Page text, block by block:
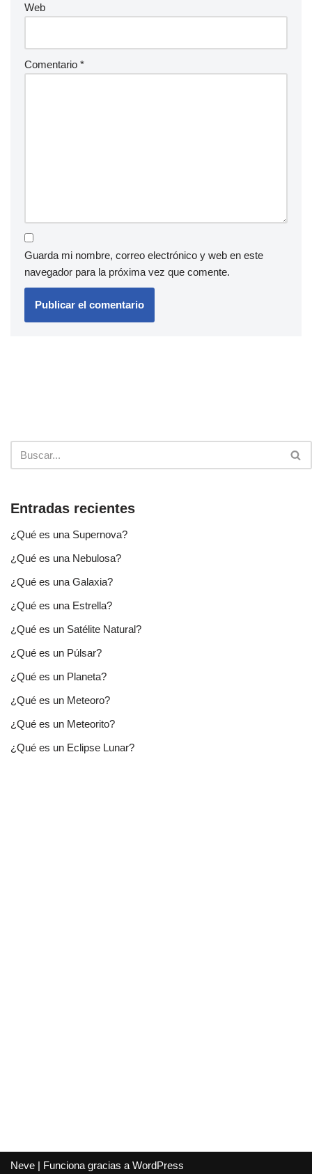
Web
Comentario *
Guarda mi nombre, correo electrónico y web en este
navegador para la próxima vez que comente.
Entradas recientes
¿Qué es una Supernova?
¿Qué es una Nebulosa?
¿Qué es una Galaxia?
¿Qué es una Estrella?
¿Qué es un Satélite Natural?
¿Qué es un Púlsar?
¿Qué es un Planeta?
¿Qué es un Meteoro?
¿Qué es un Meteorito?
¿Qué es un Eclipse Lunar?
Neve | Funciona gracias a WordPress